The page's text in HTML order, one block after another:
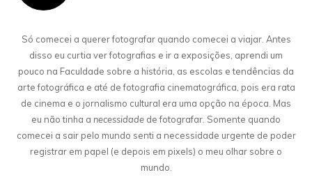
Só comecei a querer fotografar quando comecei a viajar. Antes
disso eu curtia ver fotografias e ir a exposições, aprendi um
pouco na Faculdade sobre a história, as escolas e tendências da
arte fotográfica e até de fotografia cinematográfica, pois era rata
de cinema e o jornalismo cultural era uma opção na época. Mas
eu não tinha a necessidade de fotografar. Somente quando
comecei a sair pelo mundo senti a necessidade urgente de poder
registrar em papel (e depois em pixels) o meu olhar sobre o
mundo.